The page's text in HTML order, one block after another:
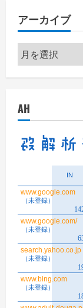
アーカイブ
ア
ー
ブ
AH